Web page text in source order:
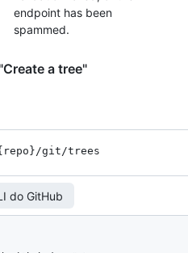
endpoint has been
spammed.
a tree"
/git/trees
do GitHub